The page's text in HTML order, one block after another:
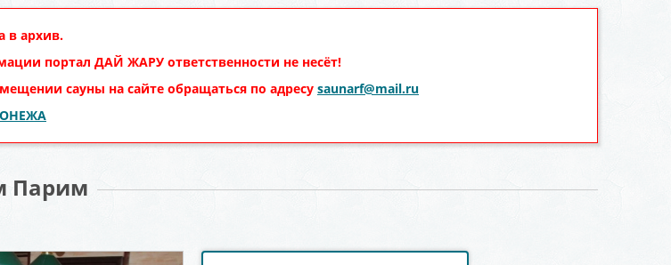
в архив.
портал ДАЙ ЖАРУ ответственности не несёт!
сауны на сайте обращаться по адресу saunarf@mail.ru
Парим